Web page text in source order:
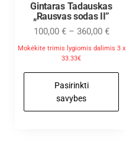
Gintaras Tadauskas
„Rausvas sodas II”
100,00 € – 360,00 €
Mokėkite trimis lygiomis dalimis 3 x
33.33€
Pasirinkti
savybes